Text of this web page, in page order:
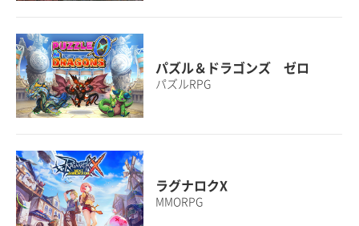
パズル＆ドラゴンズ ゼロ
パズルRPG
ラグナロクX
MMORPG